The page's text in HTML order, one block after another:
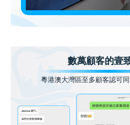
數萬顧客的壹
粵港澳大灣區至多顧客認可